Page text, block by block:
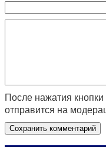
После нажатия
отправится на